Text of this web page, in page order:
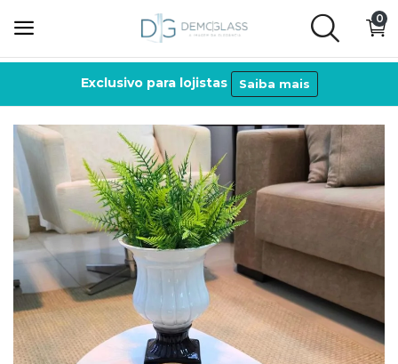
0
Exclusivo para lojistas Saiba mais
Personalizados
Acessórios
Lista de desejos
Contato
Entrar